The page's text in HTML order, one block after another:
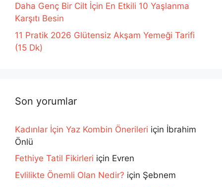
Daha Genç Bir Cilt İçin En Etkili 10 Yaşlanma
Karşıtı Besin
11 Pratik 2026 Glütensiz Akşam Yemeği Tarifi
(15 Dk)
Son yorumlar
Kadınlar İçin Yaz Kombin Önerileri için İbrahim
Önlü
Fethiye Tatil Fikirleri için Evren
Evlilikte Önemli Olan Nedir? için Şebnem